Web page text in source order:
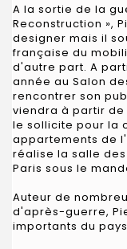
A la sortie de la
Reconstruction »,
designer mais il
française du
d'autre part. A
année au Salon
rencontrer son
viendra à partir de
le sollicite pour la
appartements de
réalise la salle
Paris sous le
Auteur de
d'après-guerre,
importants du